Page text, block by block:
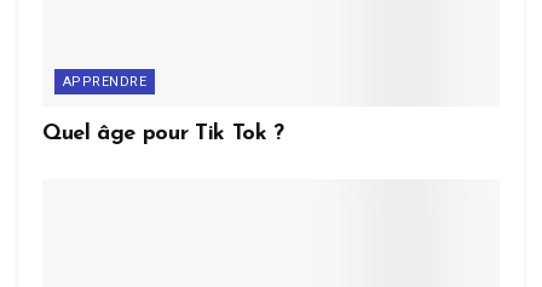
APPRENDRE
Quel âge pour Tik Tok ?